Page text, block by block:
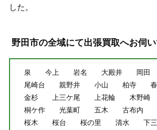
した。
野田市の全域にて出張買取へお伺
泉 今上 岩名 大殿井 岡田
尾崎台
親野井 小山 柏寺
金杉
上三ケ尾 上花輪 木野崎
桐ケ作
光葉町 五木 古布内
桜木
桜台 桜の里 清水
下